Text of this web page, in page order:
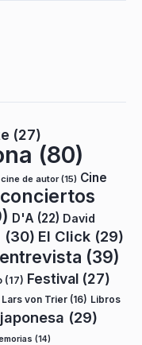
(27)
(80)
cine de autor(15) Cine
conciertos
D'A (22) David
(30) El Click (29)
entrevista (39)
(17) Festival (27)
Lars von Trier (16) Libros
(29)
(14)